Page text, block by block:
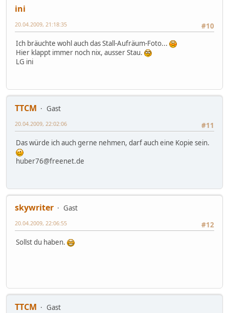
ini
#10
20.04.2009, 21:18:35
Ich bräuchte wohl auch das Stall-Aufräum-Foto...
Hier klappt immer noch nix, ausser Stau.
LG ini
TTCM
Gast
#11
20.04.2009, 22:02:06
Das würde ich auch gerne nehmen, darf auch eine Kopie sein.
huber76@freenet.de
skywriter
Gast
#12
20.04.2009, 22:06:55
Sollst du haben.
TTCM
Gast